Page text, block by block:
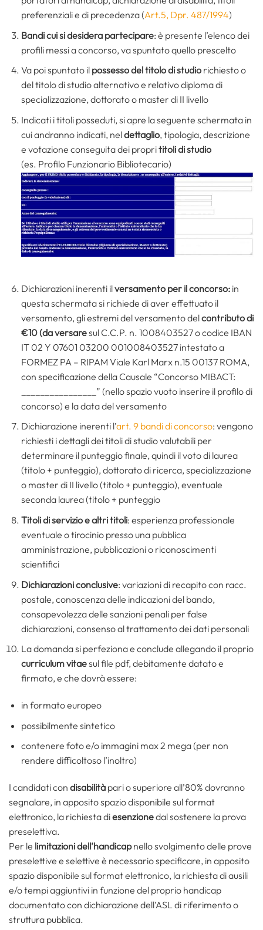
preferenziali e di precedenza (Art.5, Dpr. 487/1994)
Bandi cui si desidera partecipare: è presente l’elenco dei
profili messi a concorso, va spuntato quello prescelto
Va poi spuntato il possesso del titolo di studiorichiesto o
del titolo di studio alternativo e relativo diploma di
specializzazione, dottorato o master di II livello
Indicati i titoli posseduti, si apre la seguente schermata in
cui andranno indicati, neldettaglio, tipologia, descrizione
e votazione conseguita dei proprititoli di studio
(es. Profilo Funzionario Bibliotecario)
Dichiarazioni inerenti ilversamento per il concorso:in
questa schermata si richiede di aver effettuato il
versamento, gli estremi del versamento delcontributo di
€10 (da versaresul C.C.P. n. 1008403527 o codice IBAN
IT 02 Y 07601 03200 001008403527 intestato a
FORMEZ PA – RIPAM Viale Karl Marx n.15 00137 ROMA,
con specificazione della Causale “Concorso MIBACT:
________________” (nello spazio vuoto inserire il profilo di
concorso) e la data del versamento
Dichiarazione inerenti l’art. 9 bandi di concorso: vengono
richiesti i dettagli dei titoli di studio valutabili per
determinare il punteggio finale, quindi il voto di laurea
(titolo + punteggio), dottorato di ricerca, specializzazione
o master di II livello (titolo + punteggio), eventuale
seconda laurea (titolo + punteggio
Titoli di servizio e altri titoli: esperienza professionale
eventuale o tirocinio presso una pubblica
amministrazione, pubblicazioni o riconoscimenti
scientifici
Dichiarazioni conclusive: variazioni di recapito con racc.
postale, conoscenza delle indicazioni del bando,
consapevolezza delle sanzioni penali per false
dichiarazioni, consenso al trattamento dei dati personali
La domanda si perfeziona e conclude allegando il proprio
curriculum vitaesul file pdf, debitamente datato e
firmato, e che dovrà essere:
in formato europeo
possibilmente sintetico
contenere foto e/o immagini max 2 mega (per non
rendere difficoltoso l’inoltro)
I candidati con disabilità pari o superiore all’80% dovranno
segnalare, in apposito spazio disponibile sul format
elettronico, la richiesta diesenzionedal sostenere la prova
preselettiva.
Per le limitazioni dell’handicapnello svolgimento delle prove
preselettive e selettive è necessario specificare, in apposito
spazio disponibile sul format elettronico, la richiesta di ausili
e/o tempi aggiuntivi in funzione del proprio handicap
documentato con dichiarazione dell’ASL di riferimento o
struttura pubblica.